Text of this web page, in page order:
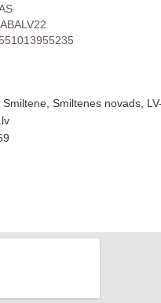
Smiltenes novads,